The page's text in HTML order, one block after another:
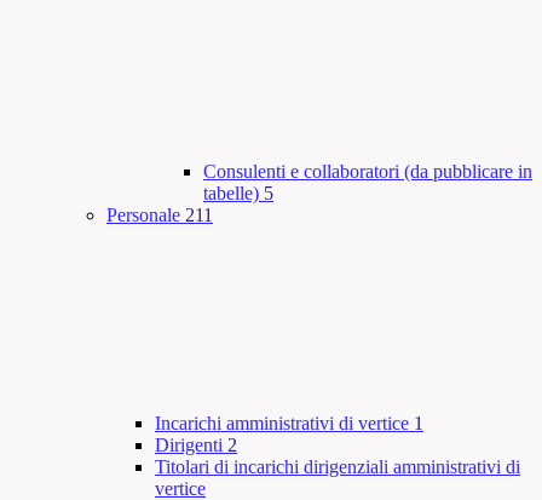
Consulenti e collaboratori (da pubblicare in
tabelle) 5
Personale 211
Incarichi amministrativi di vertice 1
Dirigenti 2
Titolari di incarichi dirigenziali amministrativi di
vertice